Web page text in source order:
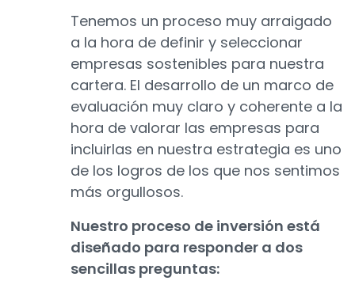
Tenemos un proceso muy arraigado
a la hora de definir y seleccionar
empresas sostenibles para nuestra
cartera. El desarrollo de un marco de
evaluación muy claro y coherente a la
hora de valorar las empresas para
incluirlas en nuestra estrategia es uno
de los logros de los que nos sentimos
más orgullosos.
Nuestro proceso de inversión está
diseñado para responder a dos
sencillas preguntas: